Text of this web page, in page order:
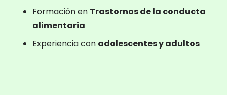
Formación en Trastornos de la conducta
alimentaria
Experiencia con adolescentes y adultos